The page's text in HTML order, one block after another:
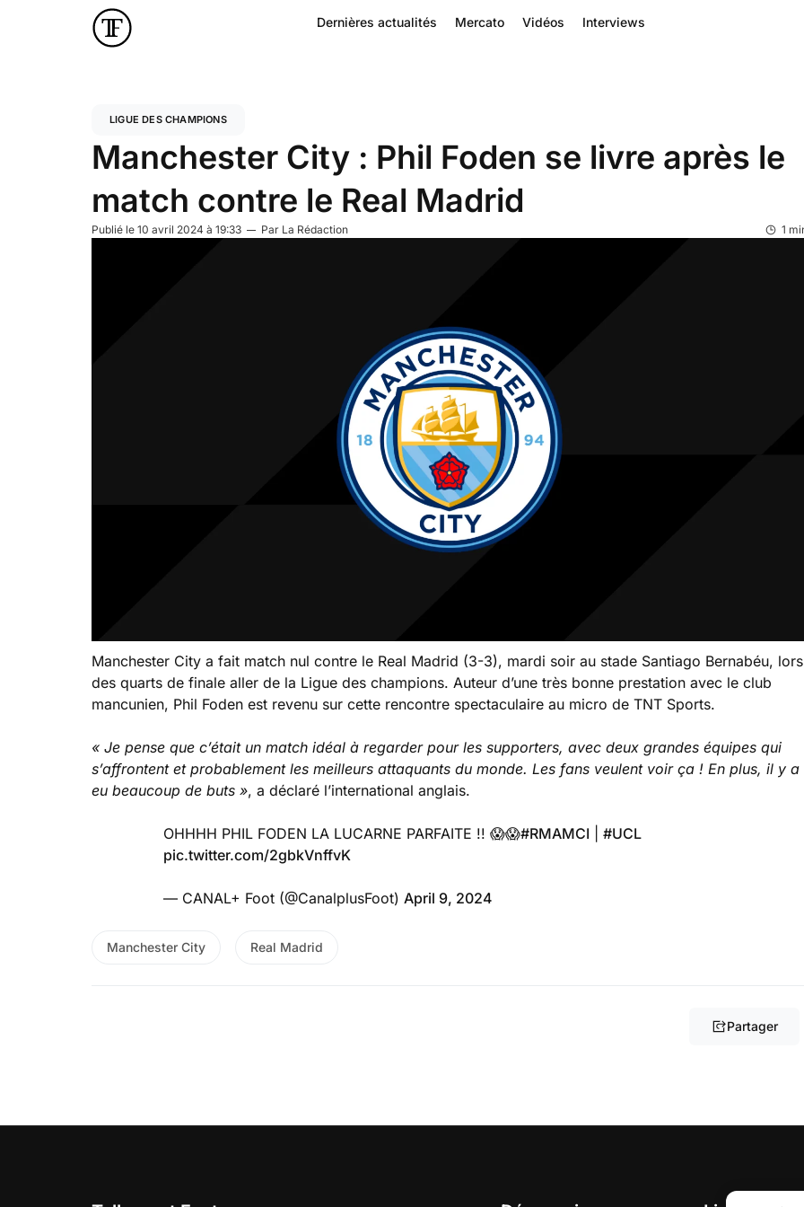
Dernières actualités Mercato Vidéos Interviews
LIGUE DES CHAMPIONS
Manchester City : Phil Foden se livre après le
match contre le Real Madrid
Publié le 10 avril 2024 à 19:33 Par La Rédaction 1
Manchester City a fait match nul contre le Real Madrid (3-3), mardi soir au stade Santiago Bernabéu, lors
des quarts de finale aller de la Ligue des champions. Auteur d’une très bonne prestation avec le club
mancunien, Phil Foden est revenu sur cette rencontre spectaculaire au micro de TNT Sports.
« Je pense que c’était un match idéal à regarder pour les supporters, avec deux grandes équipes qui
s’affrontent et probablement les meilleurs attaquants du monde. Les fans veulent voir ça ! En plus, il y a
eu beaucoup de buts », a déclaré l’international anglais.
OHHHH PHIL FODEN LA LUCARNE PARFAITE !! 😱😱#RMAMCI
#UCL
pic.twitter.com/2gbkVnffvK
— CANAL+ Foot (@CanalplusFoot) April 9, 2024
Manchester City Real Madrid
Partager